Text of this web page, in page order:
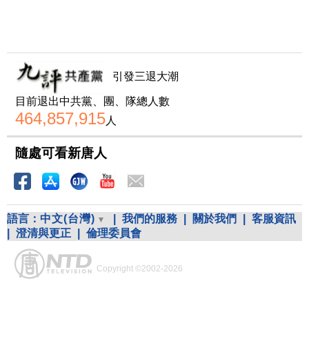
引發三退大潮
目前退出中共黨、團、隊總人數
464,857,915人
隨處可看新唐人
語言： 中文(台灣) 我們的服務 關於我們
客服資訊
澄清與更正 倫理委員會
Copyright ©2002-2026